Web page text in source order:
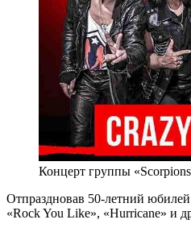
Концерт группы
Отпраздновав 50-летний
«Rock You Like», «Hurricane» и